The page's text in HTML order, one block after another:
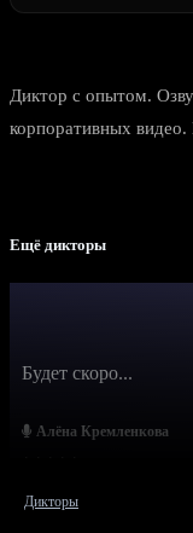
Диктор с опытом.
корпоративных
Ещё дикторы
Алёна Кремленкова
Будет скоро...
Дикторы